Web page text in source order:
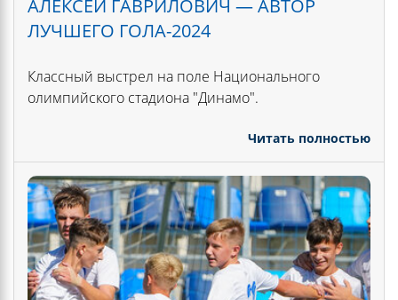
АЛЕКСЕЙ ГАВРИЛОВИЧ — АВТОР
ЛУЧШЕГО ГОЛА-2024
Классный выстрел на поле Национального
олимпийского стадиона "Динамо".
Читать полностью